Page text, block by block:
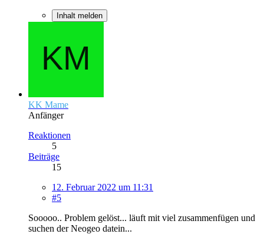
Inhalt melden
KK Mame
Anfänger
Reaktionen
5
Beiträge
15
12. Februar 2022 um 11:31
#5
Sooooo.. Problem gelöst... läuft mit viel zusammenfügen und
suchen der Neogeo datein...